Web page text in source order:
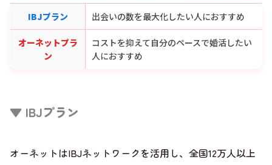
IBJプラン 出会いの数を最大化したい人におすすめ
オーネットプラ
ン
コストを抑えて自分のペースで婚活したい
人におすすめ
▼ IBJプラン
オーネットはIBJネットワークを活用し、全国12万人以上